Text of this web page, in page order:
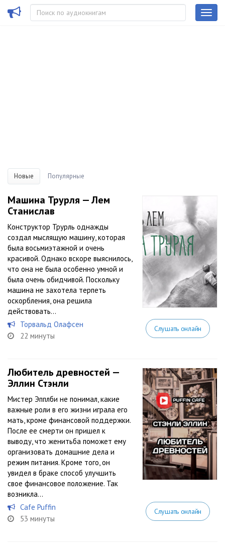
Новые Популярные
Машина Трурля — Лем
Станислав
Конструктор Трурль однажды
создал мыслящую машину, которая
была восьмиэтажной и очень
красивой. Однако вскоре выяснилось,
что она не была особенно умной и
была очень обидчивой. Поскольку
машина не захотела терпеть
оскорбления, она решила
действовать…
Торвальд Олафсен
22 минуты
Слушать онлайн
Любитель древностей —
Эллин Стэнли
Мистер Эпплби не понимал, какие
важные роли в его жизни играла его
мать, кроме финансовой поддержки.
После ее смерти он пришел к
выводу, что женитьба поможет ему
организовать домашние дела и
режим питания. Кроме того, он
увидел в браке способ улучшить
свое финансовое положение. Так
возникла...
Cafe Puffin
53 минуты
Слушать онлайн